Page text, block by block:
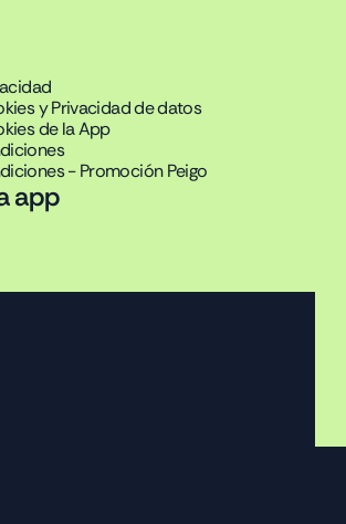
y Privacidad de datos
de la App
- Promoción Peigo
app